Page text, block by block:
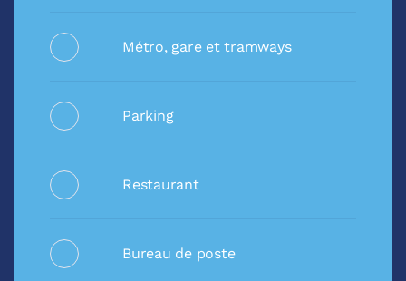
Métro, gare et tramways
Parking
Restaurant
Bureau de poste